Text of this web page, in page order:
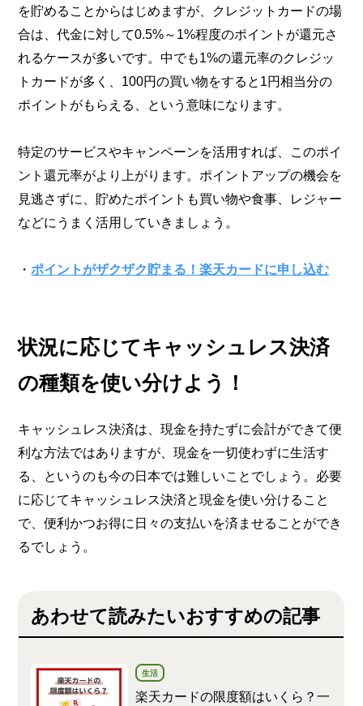
を貯めることからはじめますが、クレジットカードの場
合は、代金に対して0.5%～1%程度のポイントが還元さ
れるケースが多いです。中でも1%の還元率のクレジッ
トカードが多く、100円の買い物をすると1円相当分の
ポイントがもらえる、という意味になります。
特定のサービスやキャンペーンを活用すれば、このポイ
ント還元率がより上がります。ポイントアップの機会を
見逃さずに、貯めたポイントも買い物や食事、レジャー
などにうまく活用していきましょう。
・ポイントがザクザク貯まる！楽天カードに申し込む
状況に応じてキャッシュレス決済
の種類を使い分けよう！
キャッシュレス決済は、現金を持たずに会計ができて便
利な方法ではありますが、現金を一切使わずに生活す
る、というのも今の日本では難しいことでしょう。必要
に応じてキャッシュレス決済と現金を使い分けること
で、便利かつお得に日々の支払いを済ませることができ
るでしょう。
あわせて読みたいおすすめの記事
生活
楽天カードの限度額はいくら？一